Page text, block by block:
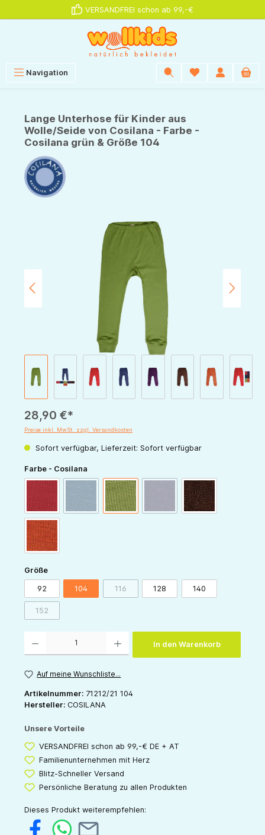
VERSANDFREI schon ab 99,-€
Navigation
Lange Unterhose für Kinder aus
Wolle/Seide von Cosilana - Farbe -
Cosilana grün & Größe 104
Bildergalerie überspringen
28,90 €*
Preise inkl. MwSt. zzgl. Versandkosten
Sofort verfügbar, Lieferzeit: Sofort verfügbar
Farbe - Cosilana
marine
(Diese Option ist zurzeit nicht verfügbar.)
grün pflaume
(Diese Option ist zurzeit nicht
schoko
orange
Größeauswählen
92 104 116(Diese Option ist zurzeit nicht verfügbar.)
128 140
152(Diese Option ist zurzeit nicht verfügbar.)
In den Warenkorb
Auf meine Wunschliste...
Artikelnummer: 71212/21 104
Hersteller: COSILANA
Unsere Vorteile
VERSANDFREI schon ab 99,-€ DE + AT
Familienunternehmen mit Herz
Blitz-Schneller Versand
Persönliche Beratung zu allen Produkten
Dieses Produkt weiterempfehlen: